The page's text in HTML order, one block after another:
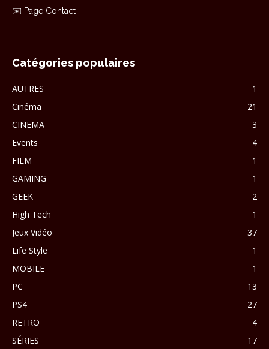
✉️ Page Contact
Catégories populaires
AUTRES
1
Cinéma
21
CINEMA
3
Events
4
FILM
1
GAMING
1
GEEK
2
High Tech
1
Jeux Vidéo
37
Life Style
1
MOBILE
1
PC
13
PS4
27
RETRO
4
SÉRIES
17